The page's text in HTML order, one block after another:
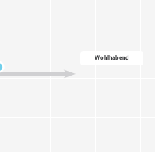
Wohlhabend